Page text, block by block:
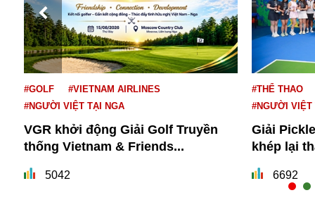
Bói toán
Bóng đá
#GOLF
#VIETNAM AIRLINES
#NGƯỜI VIỆT TẠI NGA
VGR khởi động Giải Golf Truyền
thống Vietnam & Friends...
5042
#THỂ THAO
#NGƯỜI VIỆT
Giải
khép lại
6692